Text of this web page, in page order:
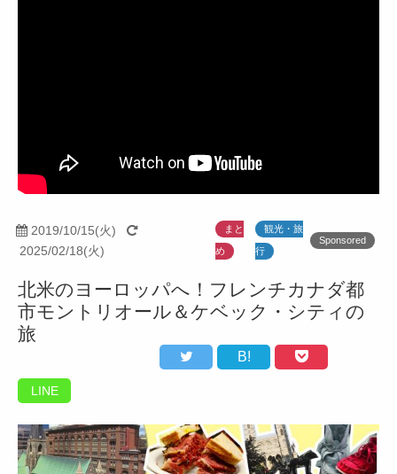
2019/10/15(火)
2025/02/18(火)
まと
め
観光・旅
行
Sponsored
北米のヨーロッパへ！フレンチカナダ都
市モントリオール＆ケベック・シティの
旅
B!
LINE